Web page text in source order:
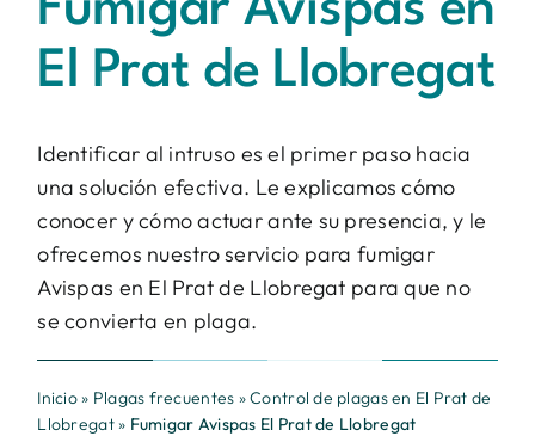
Contacto
BUSCAR:
El Prat de Llobregat
Identificar al intruso es el primer paso hacia
una solución efectiva. Le explicamos cómo
conocer y cómo actuar ante su presencia, y le
ofrecemos nuestro servicio para fumigar
Avispas en El Prat de Llobregat para que no
se convierta en plaga.
Inicio» Plagas frecuentes »Control de plagas en El Prat de
Llobregat» Fumigar Avispas El Prat de Llobregat